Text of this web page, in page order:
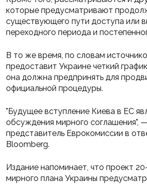
которые предусматривают
существующего пути доступа или
переходного периода и
В то же время, по словам
предоставит Украине четкий
она должна предпринять для
официальной процедуры.
"Будущее вступление Киева в ЕС
обсуждения мирного соглашения",
представитель Еврокомиссии в
Bloomberg.
Издание напоминает, что проект
мирного плана Украины